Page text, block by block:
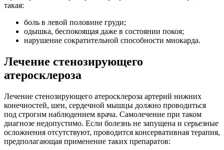
такая:
боль в левой половине груди;
одышка, беспокоящая даже в состоянии покоя;
нарушение сократительной способности миокарда.
Лечение стенозирующего
атеросклероза
Лечение стенозирующего атеросклероза артерий нижних
конечностей, шеи, сердечной мышцы должно проводиться
под строгим наблюдением врача. Самолечение при таком
диагнозе недопустимо. Если болезнь не запущена и серьезные
осложнения отсутствуют, проводится консервативная терапия,
предполагающая применение таких препаратов: